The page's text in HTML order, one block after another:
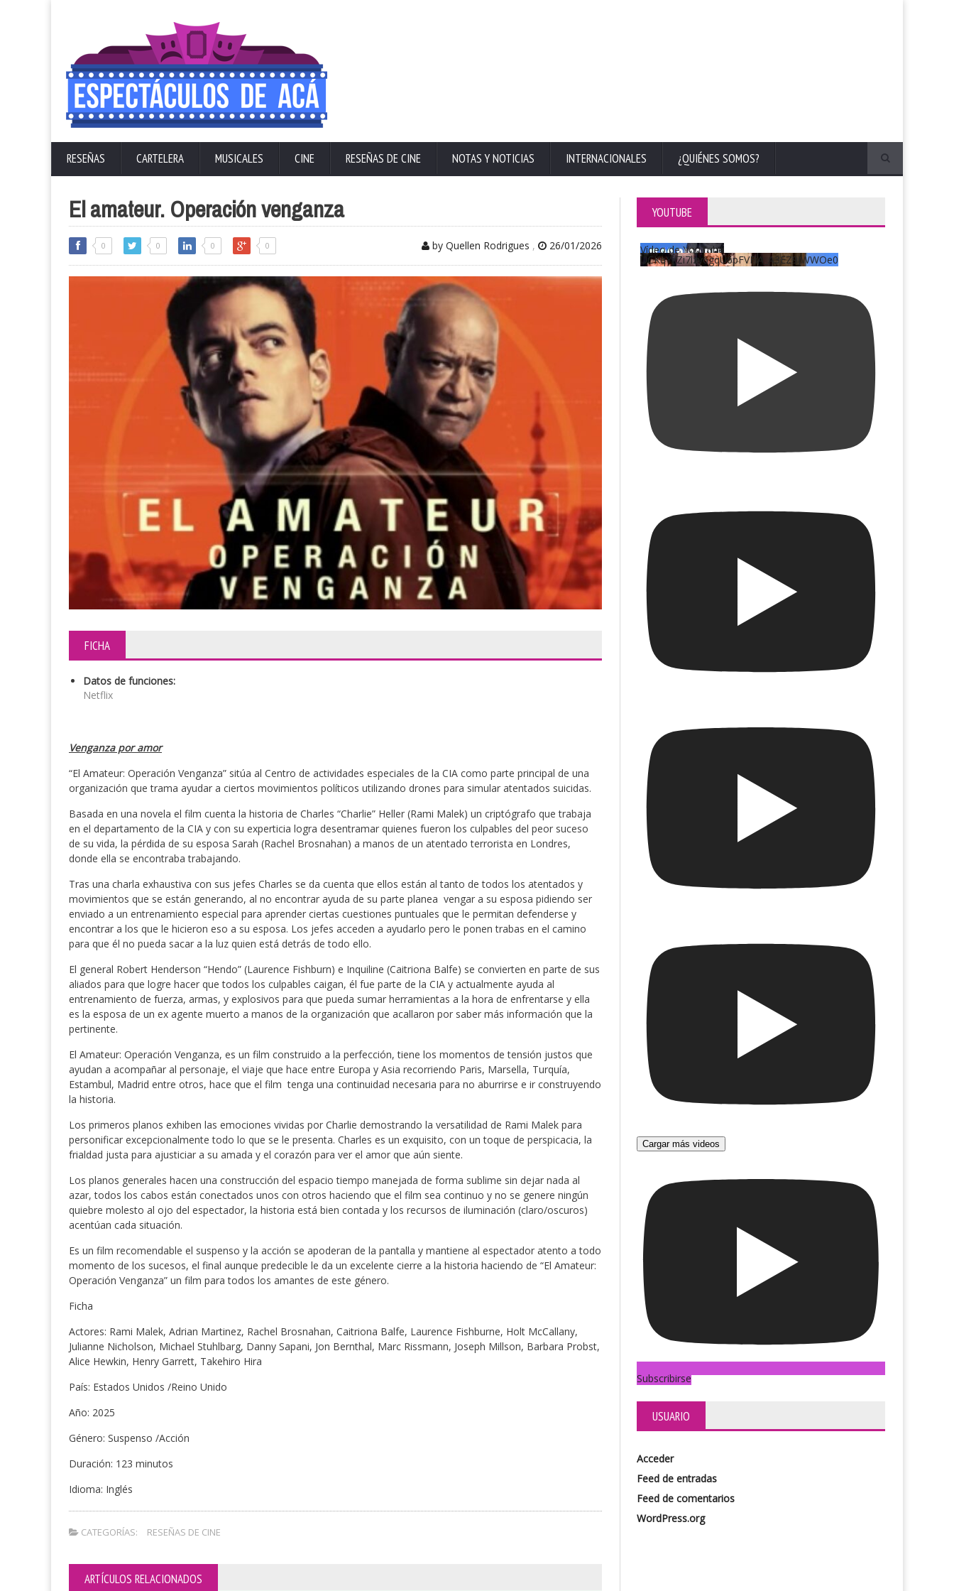
RESEÑAS CARTELERA MUSICALES CINE RESEÑAS DE CINE NOTAS Y NOTICIAS INTERNACIONALES ¿QUIÉNES SOMOS?
El amateur. Operación venganza
0 0 0 0 by Quellen Rodrigues , 26/01/2026
FICHA
Datos de funciones:
Netflix
Venganza por amor
“El Amateur: Operación Venganza” sitúa al Centro de actividades especiales de la CIA como parte principal de una
organización que trama ayudar a ciertos movimientos políticos utilizando drones para simular atentados suicidas.
Basada en una novela el film cuenta la historia de Charles “Charlie” Heller (Rami Malek) un criptógrafo que trabaja
en el departamento de la CIA y con su experticia logra desentramar quienes fueron los culpables del peor suceso
de su vida, la pérdida de su esposa Sarah (Rachel Brosnahan) a manos de un atentado terrorista en Londres,
donde ella se encontraba trabajando.
Tras una charla exhaustiva con sus jefes Charles se da cuenta que ellos están al tanto de todos los atentados y
movimientos que se están generando, al no encontrar ayuda de su parte planea vengar a su esposa pidiendo ser
enviado a un entrenamiento especial para aprender ciertas cuestiones puntuales que le permitan defenderse y
encontrar a los que le hicieron eso a su esposa. Los jefes acceden a ayudarlo pero le ponen trabas en el camino
para que él no pueda sacar a la luz quien está detrás de todo ello.
El general Robert Henderson “Hendo” (Laurence Fishburn) e Inquiline (Caitriona Balfe) se convierten en parte de sus
aliados para que logre hacer que todos los culpables caigan, él fue parte de la CIA y actualmente ayuda al
entrenamiento de fuerza, armas, y explosivos para que pueda sumar herramientas a la hora de enfrentarse y ella
es la esposa de un ex agente muerto a manos de la organización que acallaron por saber más información que la
pertinente.
El Amateur: Operación Venganza, es un film construido a la perfección, tiene los momentos de tensión justos que
ayudan a acompañar al personaje, el viaje que hace entre Europa y Asia recorriendo Paris, Marsella, Turquía,
Estambul, Madrid entre otros, hace que el film tenga una continuidad necesaria para no aburrirse e ir construyendo
la historia.
Los primeros planos exhiben las emociones vividas por Charlie demostrando la versatilidad de Rami Malek para
personificar excepcionalmente todo lo que se le presenta. Charles es un exquisito, con un toque de perspicacia, la
frialdad justa para ajusticiar a su amada y el corazón para ver el amor que aún siente.
Los planos generales hacen una construcción del espacio tiempo manejada de forma sublime sin dejar nada al
azar, todos los cabos están conectados unos con otros haciendo que el film sea continuo y no se genere ningún
quiebre molesto al ojo del espectador, la historia está bien contada y los recursos de iluminación (claro/oscuros)
acentúan cada situación.
Es un film recomendable el suspenso y la acción se apoderan de la pantalla y mantiene al espectador atento a todo
momento de los sucesos, el final aunque predecible le da un excelente cierre a la historia haciendo de “El Amateur:
Operación Venganza” un film para todos los amantes de este género.
Ficha
Actores: Rami Malek, Adrian Martinez, Rachel Brosnahan, Caitriona Balfe, Laurence Fishburne, Holt McCallany,
Julianne Nicholson, Michael Stuhlbarg, Danny Sapani, Jon Bernthal, Marc Rissmann, Joseph Millson, Barbara Probst,
Alice Hewkin, Henry Garrett, Takehiro Hira
País: Estados Unidos /Reino Unido
Año: 2025
Género: Suspenso /Acción
Duración: 123 minutos
Idioma: Inglés
CATEGORÍAS: RESEÑAS DE CINE
ARTÍCULOS RELACIONADOS
YOUTUBE
Vídeo de YouTube
UCKqYjiZi7lzy6gqU6pFVFiA_A3EZ9JWWOe0
Cargar más videos
Subscribirse
USUARIO
Acceder
Feed de entradas
Feed de comentarios
WordPress.org